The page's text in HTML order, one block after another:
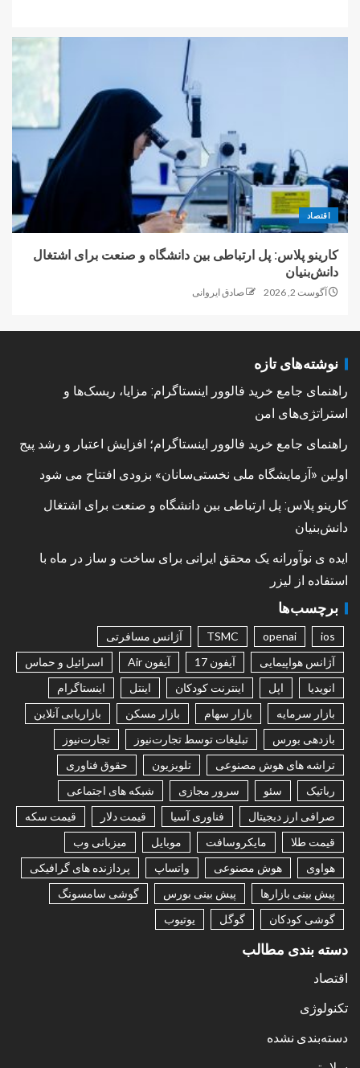
اقتصاد
کارینو پلاس: پل ارتباطی بین دانشگاه و صنعت برای اشتغال
دانش‌بنیان
آگوست 2, 2026 صادق ایروانی
نوشته‌های تازه
راهنمای جامع خرید فالوور اینستاگرام: مزایا، ریسک‌ها و
استراتژی‌های امن
راهنمای جامع خرید فالوور اینستاگرام؛ افزایش اعتبار و رشد پیج
اولین «آزمایشگاه ملی نخستی‌سانان» بزودی افتتاح می شود
کارینو پلاس: پل ارتباطی بین دانشگاه و صنعت برای اشتغال
دانش‌بنیان
ایده ی نوآورانه یک محقق ایرانی برای ساخت و ساز در ماه با
استفاده از لیزر
برچسب‌ها
ios
openai
TSMC
آژانس مسافرتی
آژانس هواپیمایی
آیفون 17 آیفون Air
اسرائیل و حماس
انویدیا
اپل اینترنت کودکان اینتل
اینستاگرام
بازار سرمایه
بازار سهام بازار مسکن
بازاریابی آنلاین
بازدهی بورس
تبلیغات توسط تجارت‌نیوز
تجارت‌نیوز
تراشه های هوش مصنوعی
تلویزیون
حقوق فناوری
رباتیک
سئو سرور مجازی
شبکه های اجتماعی
صرافی ارز دیجیتال
فناوری آسیا قیمت دلار
قیمت سکه
قیمت طلا
مایکروسافت موبایل
میزبانی وب
هواوی
هوش مصنوعی واتساپ
پردازنده های گرافیکی
پیش بینی بازارها
پیش بینی بورس
گوشی سامسونگ
گوشی کودکان
گوگل یوتیوب
دسته بندی مطالب
اقتصاد
تکنولوژی
دسته‌بندی نشده